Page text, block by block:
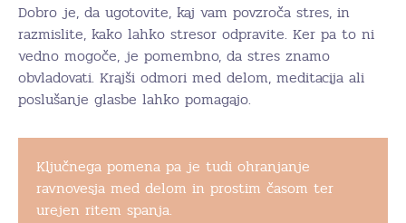
Dobro je, da ugotovite, kaj vam povzroča stres, in
razmislite, kako lahko stresor odpravite. Ker pa to ni
vedno mogoče, je pomembno, da stres znamo
obvladovati. Krajši odmori med delom, meditacija ali
poslušanje glasbe lahko pomagajo.
Ključnega pomena pa je tudi ohranjanje
ravnovesja med delom in prostim časom ter
urejen ritem spanja.